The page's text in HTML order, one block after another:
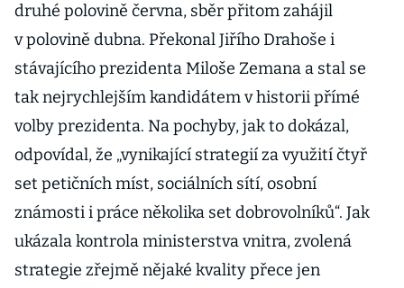
druhé polovině června, sběr přitom zahájil
v polovině dubna. Překonal Jiřího Drahoše i
stávajícího prezidenta Miloše Zemana a stal se
tak nejrychlejším kandidátem v historii přímé
volby prezidenta. Na pochyby, jak to dokázal,
odpovídal, že „vynikající strategií za využití čtyř
set petičních míst, sociálních sítí, osobní
známosti i práce několika set dobrovolníků“. Jak
ukázala kontrola ministerstva vnitra, zvolená
strategie zřejmě nějaké kvality přece jen